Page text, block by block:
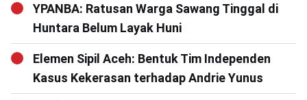
YPANBA: Ratusan Warga Sawang Tinggal di
Huntara Belum Layak Huni
Elemen Sipil Aceh: Bentuk Tim Independen
Kasus Kekerasan terhadap Andrie Yunus